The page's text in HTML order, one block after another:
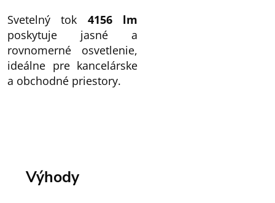
Svetelný tok 4156 lm
poskytuje jasné a
rovnomerné osvetlenie,
ideálne pre kancelárske
a obchodné priestory.
Výhody